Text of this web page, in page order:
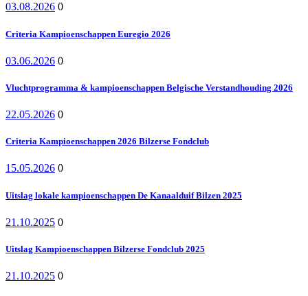
03.08.2026 0
Criteria Kampioenschappen Euregio 2026
03.06.2026 0
Vluchtprogramma & kampioenschappen Belgische Verstandhouding 2026
22.05.2026 0
Criteria Kampioenschappen 2026 Bilzerse Fondclub
15.05.2026 0
Uitslag lokale kampioenschappen De Kanaalduif Bilzen 2025
21.10.2025 0
Uitslag Kampioenschappen Bilzerse Fondclub 2025
21.10.2025 0